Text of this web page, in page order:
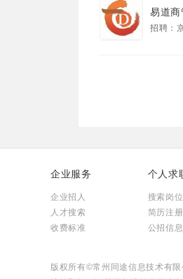
易道商
招聘：
企业服务
企业招人
人才搜索
收费标准
个人求
搜索岗位
简历注册
公招信息
版权所有©常州同途信息技术有